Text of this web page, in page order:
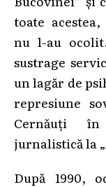
toate
nu l-au
sustrage
un lagăr de
represiune
Cernăuți în
jurnalistică la
După 1990,